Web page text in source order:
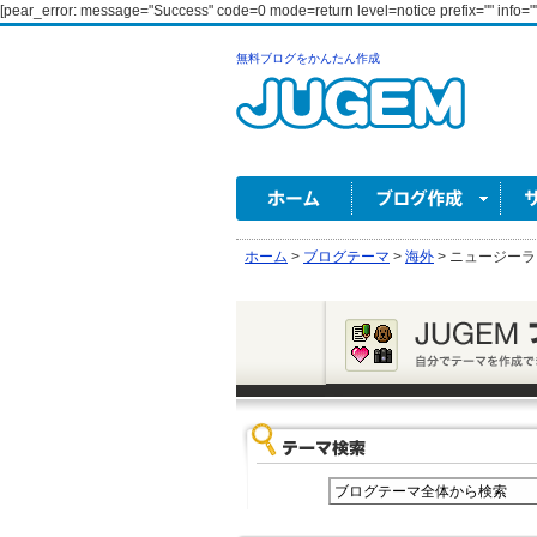
[pear_error: message="Success" code=0 mode=return level=notice prefix=""
無料ブログをかんたん作成
ホーム > ブログテーマ > 海外 > ニュージー